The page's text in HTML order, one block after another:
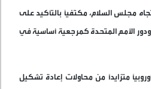
مجلس السلام، مكتفيًا بالتأكيد على
ودور الأمم المتحدة كمرجعية أساسية في
متزايدًا من محاولات إعادة تشكيل